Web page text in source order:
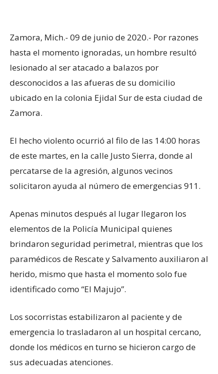
Zamora, Mich.- 09 de junio de 2020.- Por razones
hasta el momento ignoradas, un hombre resultó
lesionado al ser atacado a balazos por
desconocidos a las afueras de su domicilio
ubicado en la colonia Ejidal Sur de esta ciudad de
Zamora.
El hecho violento ocurrió al filo de las 14:00 horas
de este martes, en la calle Justo Sierra, donde al
percatarse de la agresión, algunos vecinos
solicitaron ayuda al número de emergencias 911.
Apenas minutos después al lugar llegaron los
elementos de la Policía Municipal quienes
brindaron seguridad perimetral, mientras que los
paramédicos de Rescate y Salvamento auxiliaron al
herido, mismo que hasta el momento solo fue
identificado como “El Majujo”.
Los socorristas estabilizaron al paciente y de
emergencia lo trasladaron al un hospital cercano,
donde los médicos en turno se hicieron cargo de
sus adecuadas atenciones.